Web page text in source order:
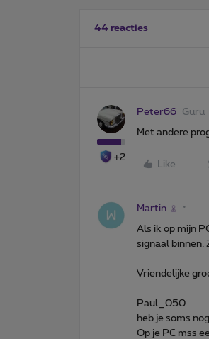
44 reacties
+2
Peter66 Guru
Met andere
Like
Martin
Als ik op mijn
signaal binnen.
Vriendelijke
Paul_050
heb je soms
Op je PC mss